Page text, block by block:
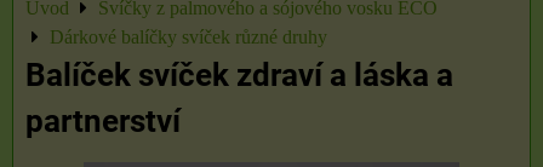
Úvod
Svíčky z palmového a sójového vosku ECO
Dárkové balíčky svíček různé druhy
Balíček svíček zdraví a láska a
partnerství